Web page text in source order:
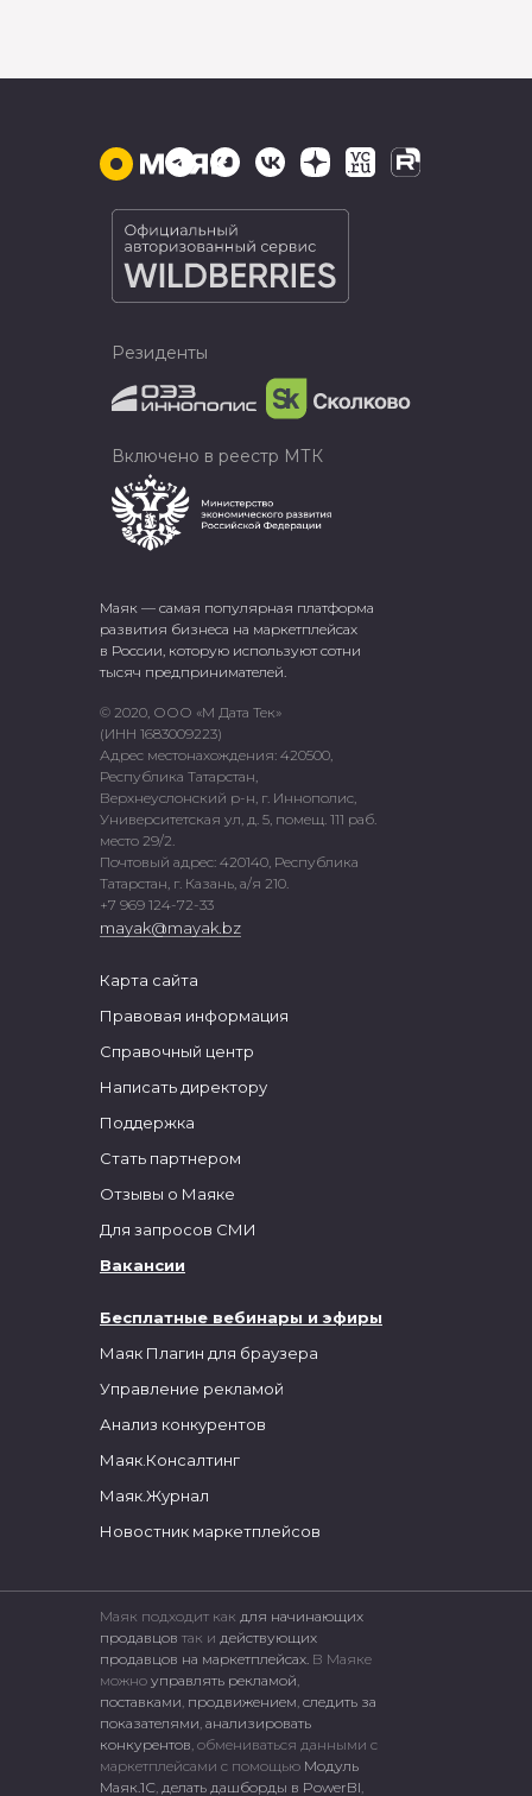
Маяк — самая популярная платформа
развития бизнеса на маркетплейсах
в России, которую используют сотни
тысяч предпринимателей.
© 2020, ООО «М Дата Тек»
(ИНН 1683009223)
Адрес местонахождения: 420500,
Республика Татарстан,
Верхнеуслонский р-н, г. Иннополис,
Университетская ул, д. 5, помещ. 111 раб.
место 29/2.
Почтовый адрес: 420140, Республика
Татарстан, г. Казань, а/я 210.
+7 969 124-72-33
mayak@mayak.bz
Бесплатные вебинары и эфиры
Маяк Плагин для браузера
Управление рекламой
Анализ конкурентов
Маяк.Консалтинг
Маяк.Журнал
Новостник маркетплейсов
Карта сайта
Правовая информация
Справочный центр
Написать директору
Поддержка
Стать партнером
Отзывы о Маяке
Для запросов СМИ
Вакансии
Резиденты
Включено в реестр МТК
Маяк подходит как для начинающих
продавцов так и действующих
продавцов на маркетплейсах. В Маяке
можно управлять рекламой,
поставками, продвижением, следить за
показателями, анализировать
конкурентов, обмениваться данными с
маркетплейсами c помощью Модуль
Маяк.1С, делать дашборды в PowerBI,